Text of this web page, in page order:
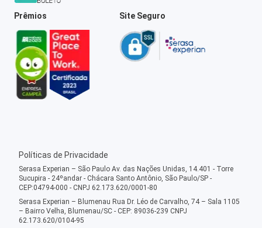
Prêmios Site Seguro
Políticas de Privacidade
Serasa Experian – São Paulo Av. das Nações Unidas, 14.401 - Torre
Sucupira - 24ºandar - Chácara Santo Antônio, São Paulo/SP -
CEP:04794-000 - CNPJ 62.173.620/0001-80
Serasa Experian – Blumenau Rua Dr. Léo de Carvalho, 74 – Sala 1105
– Bairro Velha, Blumenau/SC - CEP: 89036-239 CNPJ
62.173.620/0104-95